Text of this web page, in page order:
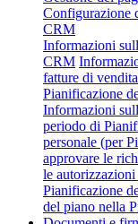
Configurazione
CRM
Informazioni
CRM
fatture di
Pianificazione
Informazioni
periodo di
personale (per
approvare le
le
Pianificazione
del piano nella